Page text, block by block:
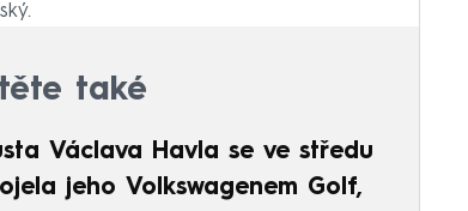
také
Václava Havla se ve středu
jeho Volkswagenem Golf,